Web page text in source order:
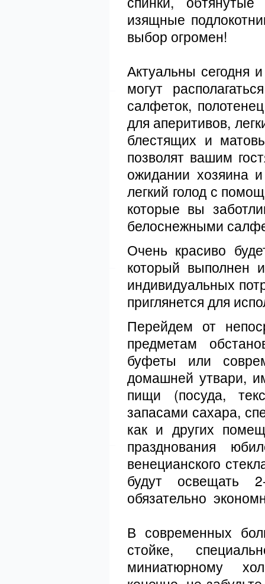
изящные
выбор огромен!
Актуальны сегодня
могут
салфеток,
для аперитивов,
блестящих и
позволят вашим
ожидании хозяина
легкий голод с
которые вы
белоснежными
Очень красиво
который выполнен
индивидуальных
приглянется для
Перейдем от
предметам
буфеты или
домашней утвари,
пищи (посуда,
запасами сахара,
как и других
празднования
венецианского
будут освещать
обязательно
В современных
стойке,
миниатюрному